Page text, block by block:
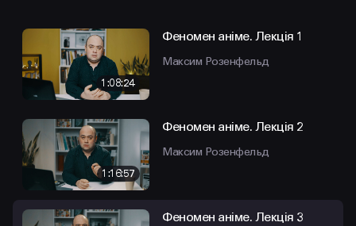
1:08:24
Феномен аніме. Лекція 1
Максим Розенфельд
1:16:57
Феномен аніме. Лекція 2
Максим Розенфельд
Феномен аніме. Лекція 3